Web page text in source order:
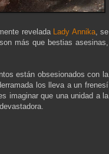
revelada Lady Annika, se
más que bestias asesinas,
están obsesionados con la
los lleva a un frenesí
imaginar que una unidad a la